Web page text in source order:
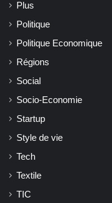
Plus
Politique
Politique Economique
Régions
Social
Socio-Economie
Startup
Style de vie
Tech
Textile
TIC